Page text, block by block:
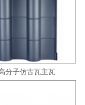
，既具有古典厚重风
代建筑设计提供了新的
的创业理念，充分发挥
分子仿古瓦主瓦